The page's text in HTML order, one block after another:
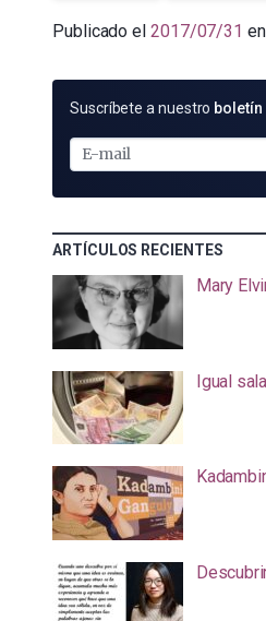
Publicado el 2017/07/31 en
SUSCRÍBETE
E-
MAIL
Suscríbete a nuestro
ARTÍCULOS RECIENTES
Mary
Igual